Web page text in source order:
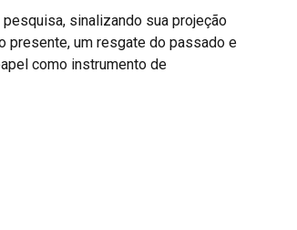
sinalizando sua projeção
presente, um resgate do passado e
como instrumento de